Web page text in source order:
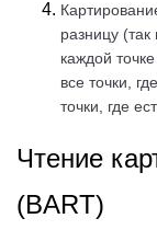
разницу
каждой
все точки,
точки, где
Чтение
(BART)